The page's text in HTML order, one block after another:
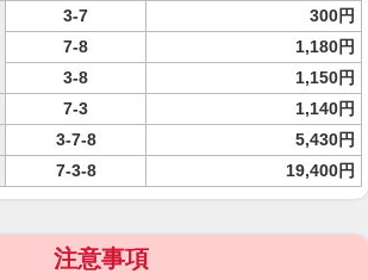
3-7
300円
7-8
1,180円
3-8
1,150円
7-3
1,140円
3-7-8
5,430円
7-3-8 19,400円
注意事項